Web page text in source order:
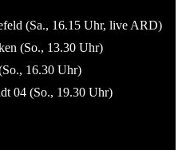
(Sa., 16.15 Uhr, live ARD)
(So., 13.30 Uhr)
16.30 Uhr)
04 (So., 19.30 Uhr)